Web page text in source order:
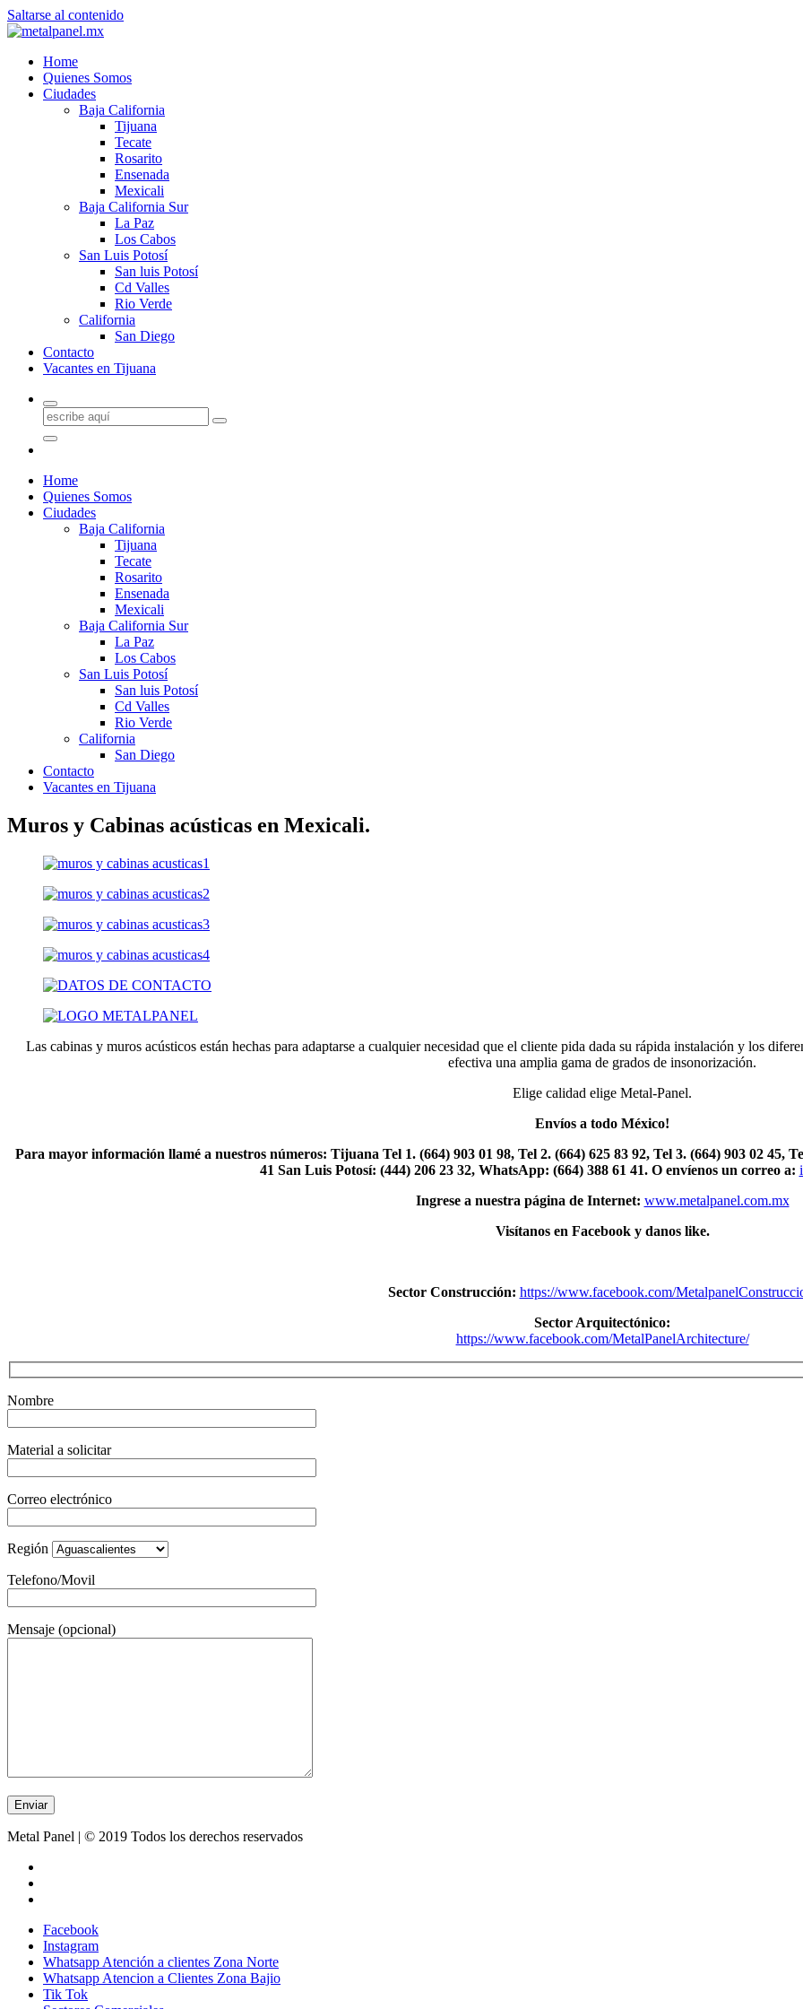
Saltarse al contenido
Home
Quienes Somos
Ciudades
Baja California
Tijuana
Tecate
Rosarito
Ensenada
Mexicali
Baja California Sur
La Paz
Los Cabos
San Luis Potosí
San luis Potosí
Cd Valles
Rio Verde
California
San Diego
Contacto
Vacantes en Tijuana
Home
Quienes Somos
Ciudades
Baja California
Tijuana
Tecate
Rosarito
Ensenada
Mexicali
Baja California Sur
La Paz
Los Cabos
San Luis Potosí
San luis Potosí
Cd Valles
Rio Verde
California
San Diego
Contacto
Vacantes en Tijuana
Muros y Cabinas acústicas en Mexicali.
Las cabinas y muros acústicos están hechas para adaptarse a cualquier necesidad que el cliente pida dada su rápida instalación y los
efectiva una amplia gama de grados de insonorización.
Elige calidad elige Metal-Panel.
Envíos a todo México!
Para mayor información llamé a nuestros números: Tijuana Tel 1. (664) 903 01 98, Tel 2. (664) 625 83 92, Tel 3. (664) 903 02 45,
41 San Luis Potosí: (444) 206 23 32, WhatsApp: (664) 388 61 41. O envíenos un correo a:
Ingrese a nuestra página de Internet: www.metalpanel.com.mx
Visítanos en Facebook y danos like.
Sector Construcción: https://www.facebook.com/
Sector Arquitectónico:
https://www.facebook.com/MetalPanelArchitecture/
Nombre
Material a solicitar
Correo electrónico
Región
Telefono/Movil
Mensaje (opcional)
Metal Panel | © 2019 Todos los derechos reservados
Facebook
Instagram
Whatsapp Atención a clientes Zona Norte
Whatsapp Atencion a Clientes Zona Bajio
Tik Tok